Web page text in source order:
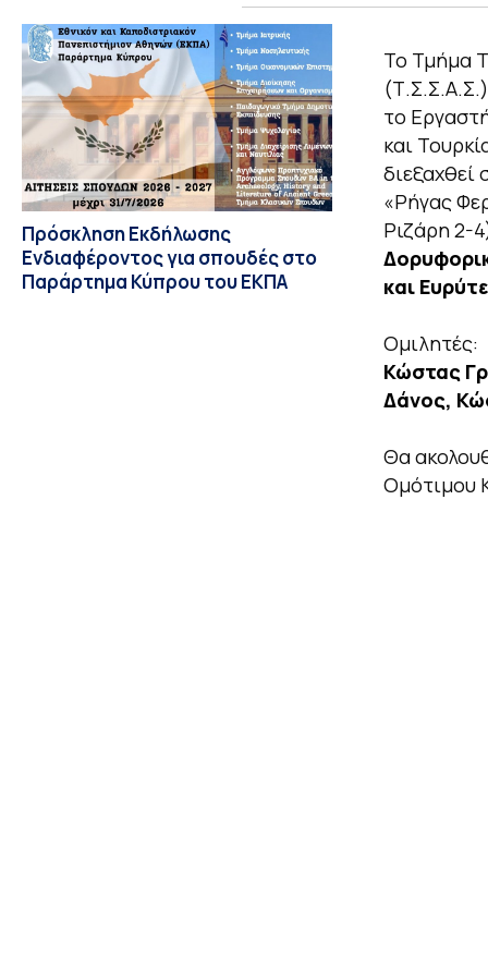
Πρόσκληση Εκδήλωσης
Ενδιαφέροντος για σπουδές στο
Παράρτημα Κύπρου του ΕΚΠΑ
Το Τμήμα
(Τ.Σ.Σ.Α.Σ.)
το
και
διεξαχθεί
«Ρήγας
Ριζάρη 2-
και
Ομιλητές:
Κώστας
Δάνος,
Θα
Ομότιμου